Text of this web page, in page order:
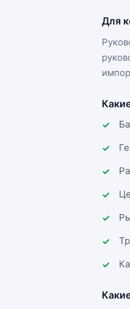
Для